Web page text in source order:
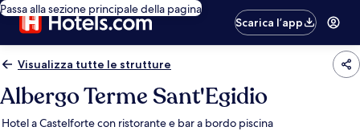
Passa alla sezione principale della pagina
Scarica l’app
Visualizza tutte le strutture
Albergo Terme Sant'Egidio
Hotel a Castelforte con ristorante e bar a bordo piscina